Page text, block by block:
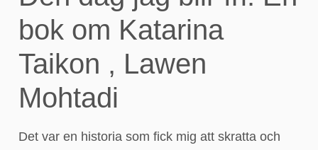
bok om Katarina
Taikon , Lawen
Mohtadi
Det var en historia som fick mig att skratta och